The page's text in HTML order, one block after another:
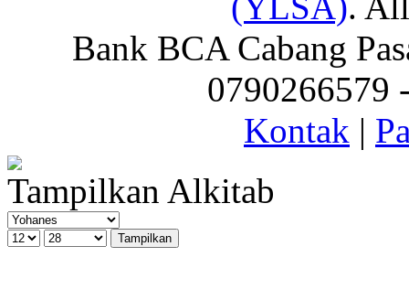
Bank BCA Cabang
0790266579
Kontak |
Tampilkan Alkitab